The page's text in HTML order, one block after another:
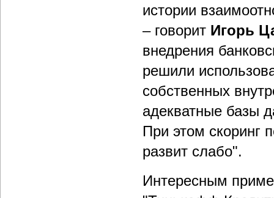
истории
– говорит Игорь
внедрения
решили
собственных
адекватные базы
При этом скоринг
развит слабо".
Интересным